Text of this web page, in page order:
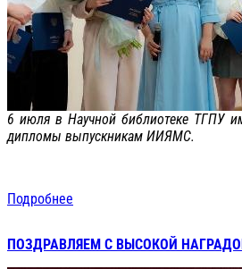
6 июля в Научной библиотеке ТГПУ
дипломы выпускникам ИИЯМС.
Подробнее
ПОЗДРАВЛЯЕМ С ВЫСОКОЙ